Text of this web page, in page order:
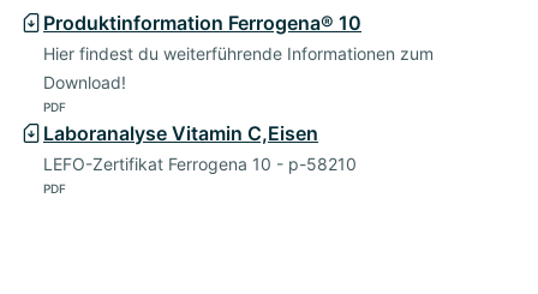
Produktinformation Ferrogena® 10
Hier findest du weiterführende Informationen zum
Download!
PDF
Laboranalyse Vitamin C,Eisen
LEFO-Zertifikat Ferrogena 10 - p-58210
PDF